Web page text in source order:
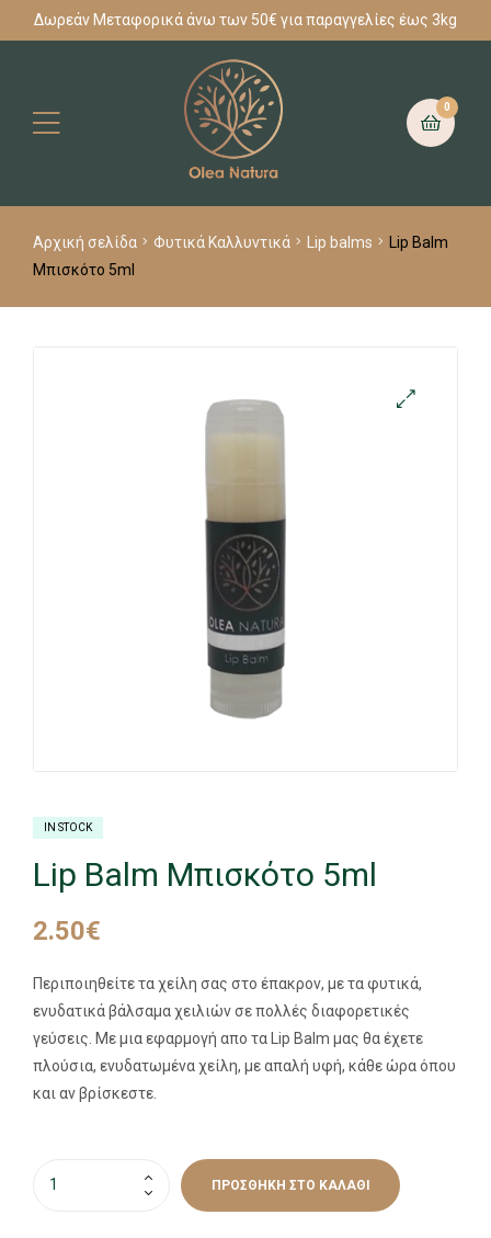
Δωρεάν Μεταφορικά άνω των 50€ για παραγγελίες έως 3kg
0
Αρχική σελίδα Φυτικά Καλλυντικά Lip balms
Lip Balm
Μπισκότo 5ml
IN STOCK
Lip Balm Μπισκότo 5ml
2.50€
Περιποιηθείτε τα χείλη σας στο έπακρον, με τα φυτικά,
ενυδατικά βάλσαμα χειλιών σε πολλές διαφορετικές
γεύσεις. Με μια εφαρμογή απo τα Lip Balm μας θα έχετε
πλούσια, ενυδατωμένα χείλη, με απαλή υφή, κάθε ώρα όπου
και αν βρίσκεστε.
ΠΡΟΣΘΉΚΗ ΣΤΟ ΚΑΛΆΘΙ